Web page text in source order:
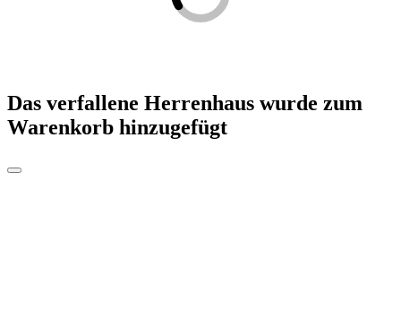
Das verfallene Herrenhaus wurde zum
Warenkorb hinzugefügt